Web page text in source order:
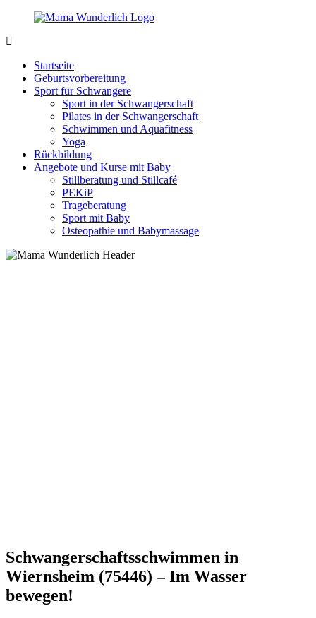
Zurück
Inhalt
sein
wunderbar!
Startseite
Geburtsvorbereitung
Sport für Schwangere
Sport in der Schwangerschaft
Pilates in der Schwangerschaft
Schwimmen und Aquafitness
Yoga
Rückbildung
Angebote und Kurse mit Baby
Stillberatung und Stillcafé
PEKiP
Trageberatung
Sport mit Baby
Osteopathie und Babymassage
Schwangerschaftsschwimmen in
Wiernsheim (75446) – Im Wasser
bewegen!